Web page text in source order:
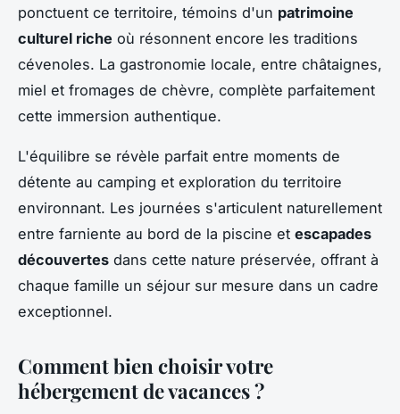
ponctuent ce territoire, témoins d'un patrimoine
culturel riche où résonnent encore les traditions
cévenoles. La gastronomie locale, entre châtaignes,
miel et fromages de chèvre, complète parfaitement
cette immersion authentique.
L'équilibre se révèle parfait entre moments de
détente au camping et exploration du territoire
environnant. Les journées s'articulent naturellement
entre farniente au bord de la piscine et escapades
découvertes dans cette nature préservée, offrant à
chaque famille un séjour sur mesure dans un cadre
exceptionnel.
Comment bien choisir votre
hébergement de vacances ?